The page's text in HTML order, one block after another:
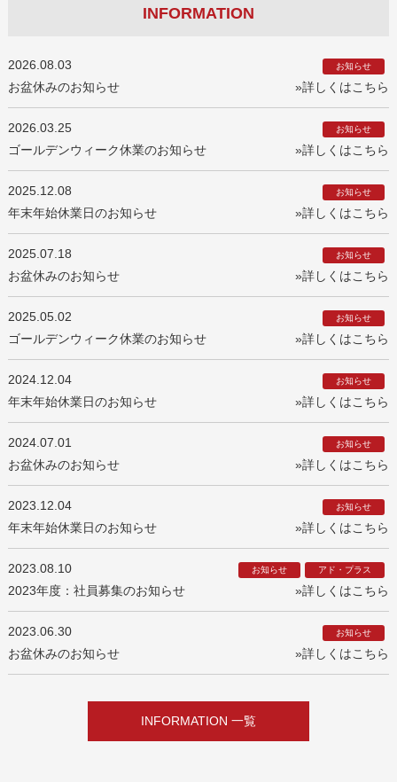
INFORMATION
2026.08.03
お盆休みのお知らせ
お知らせ
»詳しくはこちら
2026.03.25
ゴールデンウィーク休業のお知らせ
お知らせ
»詳しくはこちら
2025.12.08
年末年始休業日のお知らせ
お知らせ
»詳しくはこちら
2025.07.18
お盆休みのお知らせ
お知らせ
»詳しくはこちら
2025.05.02
ゴールデンウィーク休業のお知らせ
お知らせ
»詳しくはこちら
2024.12.04
年末年始休業日のお知らせ
お知らせ
»詳しくはこちら
2024.07.01
お盆休みのお知らせ
お知らせ
»詳しくはこちら
2023.12.04
年末年始休業日のお知らせ
お知らせ
»詳しくはこちら
2023.08.10
2023年度：社員募集のお知らせ
お知らせ アド・プラス
»詳しくはこちら
2023.06.30
お盆休みのお知らせ
お知らせ
»詳しくはこちら
INFORMATION 一覧